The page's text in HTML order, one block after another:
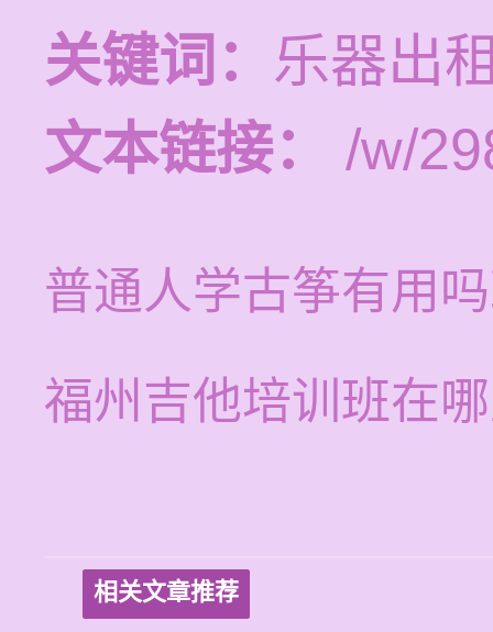
关键词： 乐器出
文本链接：
/w/
普通人学古筝有用
福州吉他培训班在
相关文章推荐